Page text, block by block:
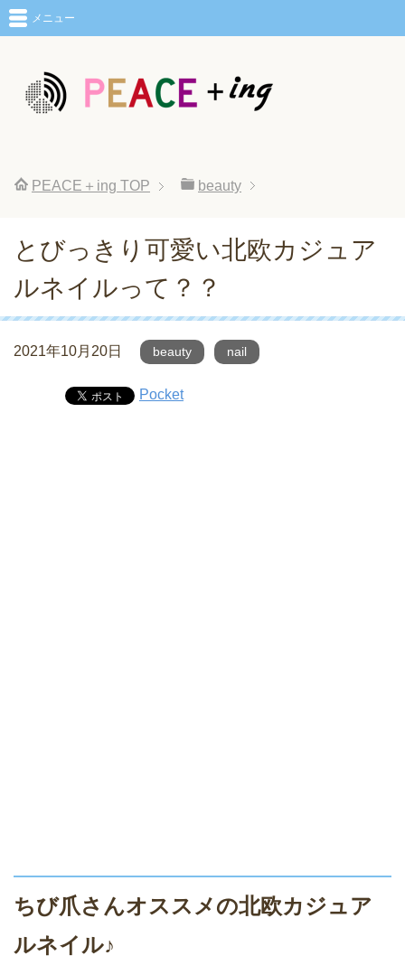
メニュー
PEACE＋ing TOP beauty
とびっきり可愛い北欧カジュア
ルネイルって？？
2021年10月20日 beauty nail
Pocket
ちび爪さんオススメの北欧カジュア
ルネイル♪